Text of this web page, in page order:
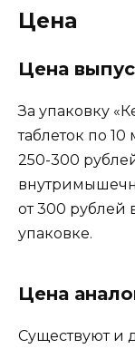
Цена
Цена
За упаковку
таблеток по 10
250-300
от 300 рублей
упаковке.
Цена
Существуют и